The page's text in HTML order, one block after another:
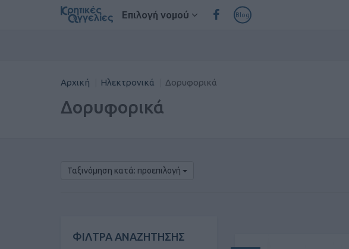
Επιλογή νομού Blog
Αρχική Ηλεκτρονικά Δορυφορικά
Δορυφορικά
Ταξινόμηση κατά: προεπιλογή
ΦΙΛΤΡΑ ΑΝΑΖΗΤΗΣΗΣ